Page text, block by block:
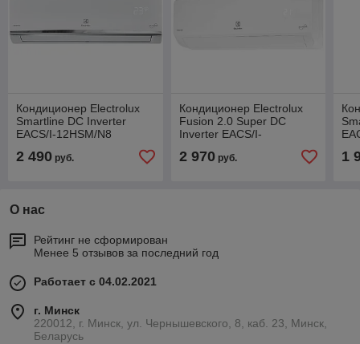
Кондиционер Electrolux
Smartline DC Inverter
EACS/I-12HSM/N8
2 490 руб.
Кондиционер Electrolux
Fusion 2.0 Super DC
Inverter EACS/I-
2 970руб. 1
О нас
Рейтинг не сформирован
Менее 5 отзывов за последний год
Работает с 04.02.2021
г. Минск
220012, г. Минск, ул. Чернышевского, 8, каб. 23, Минск,
Беларусь